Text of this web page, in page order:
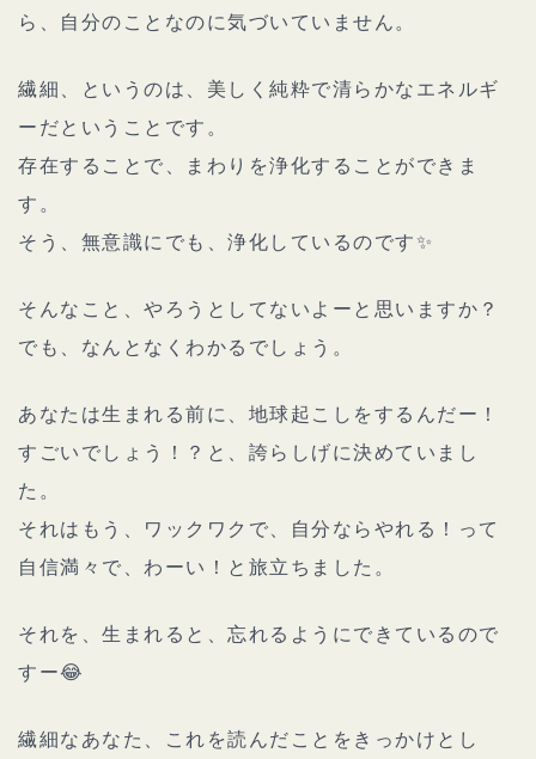
ら、自分のことなのに気づいていません。
繊細、というのは、美しく純粋で清らかなエネルギ
ーだということです。
存在することで、まわりを浄化することができま
す。
そう、無意識にでも、浄化しているのです✨
そんなこと、やろうとしてないよーと思いますか？
でも、なんとなくわかるでしょう。
あなたは生まれる前に、地球起こしをするんだー！
すごいでしょう！？と、誇らしげに決めていまし
た。
それはもう、ワックワクで、自分ならやれる！って
自信満々で、わーい！と旅立ちました。
それを、生まれると、忘れるようにできているので
すー😂
繊細なあなた、これを読んだことをきっかけとし